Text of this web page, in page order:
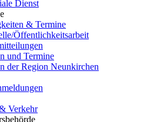
Dienst
& Termine
Öffentlichkeitsarbeit
und Termine
der Region Neunkirchen
Verkehr